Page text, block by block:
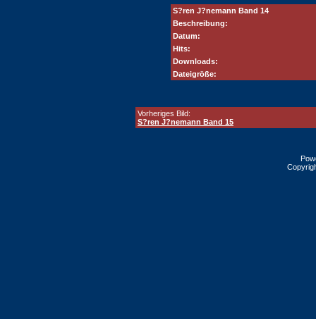
S?ren J?nemann Band 14
Beschreibung:
Datum:
Hits:
Downloads:
Dateigröße:
Vorheriges Bild:
S?ren J?nemann Band 15